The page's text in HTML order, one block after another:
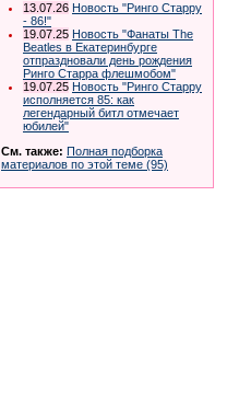
13.07.26 Новость "Ринго Старру
- 86!"
19.07.25 Новость "Фанаты The
Beatles в Екатеринбурге
отпраздновали день рождения
Ринго Старра флешмобом"
19.07.25 Новость "Ринго Старру
исполняется 85: как
легендарный битл отмечает
юбилей"
См. также: Полная подборка
материалов по этой теме (95)